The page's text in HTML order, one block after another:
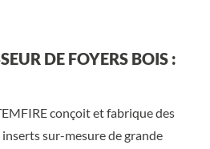
DE FOYERS BOIS :
conçoit et fabrique des
sur-mesure de grande